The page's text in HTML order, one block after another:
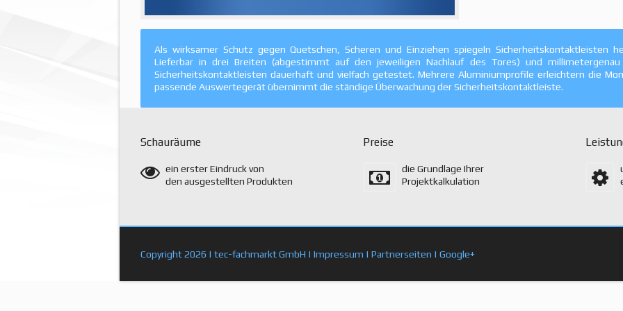
Als wirksamer Schutz gegen Quetschen, Scheren und Einziehen spiegeln Sicherheitskontaktleisten
Lieferbar in drei Breiten (abgestimmt auf den jeweiligen Nachlauf des Tores) und
Sicherheitskontaktleisten dauerhaft und vielfach getestet. Mehrere Aluminiumprofile erleichtern die
passende Auswertegerät übernimmt die ständige Überwachung der Sicherheitskontaktleiste.
Schauräume
ein erster Eindruck von
den ausgestellten Produkten
Preise
die Grundlage Ihrer
Projektkalkulation
Copyright 2026 | tec-fachmarkt GmbH | Impressum | Partnerseiten | Google+